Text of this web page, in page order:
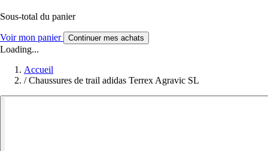
Sous-total du panier
Voir mon panier Continuer mes achats
Loading...
Accueil
/ Chaussures de trail adidas Terrex Agravic SL